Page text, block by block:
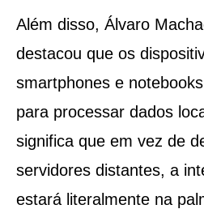
Além disso, Álvaro
destacou que os
smartphones e
para processar dados
significa que em vez de
servidores distantes, a
estará literalmente na